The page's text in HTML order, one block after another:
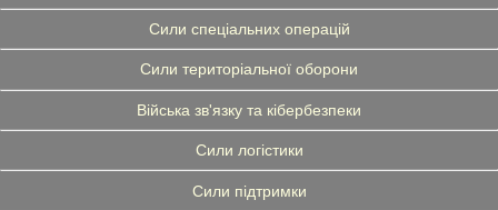
Сили спеціальних операцій
Сили територіальної оборони
Війська зв'язку та кібербезпеки
Сили логістики
Сили підтримки